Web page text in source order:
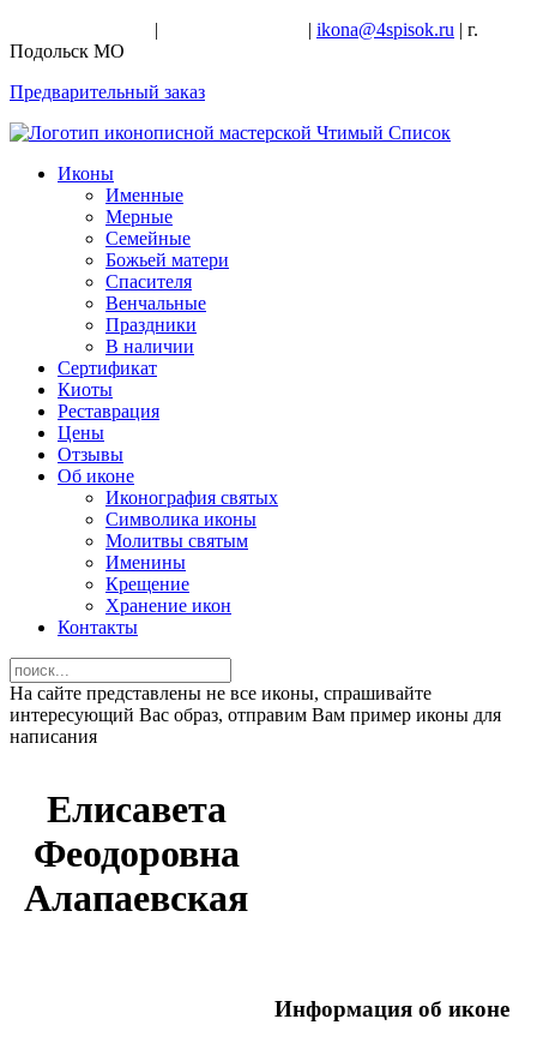
| | ikona@4spisok.ru | г.
Подольск МО
Предварительный заказ
Иконы
Именные
Мерные
Семейные
Божьей матери
Спасителя
Венчальные
Праздники
В наличии
Сертификат
Киоты
Реставрация
Цены
Отзывы
Об иконе
Иконография святых
Символика иконы
Молитвы святым
Именины
Крещение
Хранение икон
Контакты
На сайте представлены не все иконы, спрашивайте
интересующий Вас образ, отправим Вам пример иконы для
написания
Елисавета
Феодоровна
Алапаевская
Информация об иконе